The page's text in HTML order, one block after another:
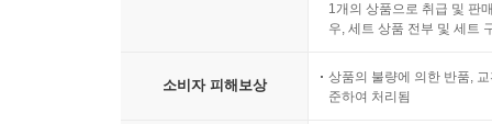
1개의 상품으로 취급 및 판
우, 세트 상품 전부 및 세트
소비자 피해보상
상품의 불량에 의한 반품,
준하여 처리됨